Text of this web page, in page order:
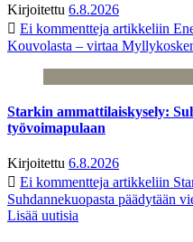
Kirjoitettu 6.8.2026
Ei kommentteja artikkeliin
Kouvolasta – virtaa
Starkin ammattilaiskysely:
työvoimapulaan
Kirjoitettu 6.8.2026
Ei kommentteja artikkeliin
Suhdannekuopasta päädytään
Lisää uutisia